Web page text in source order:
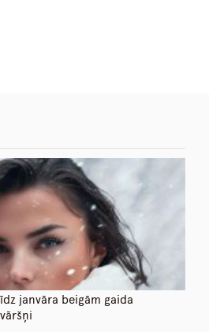
janvāra beigām gaida